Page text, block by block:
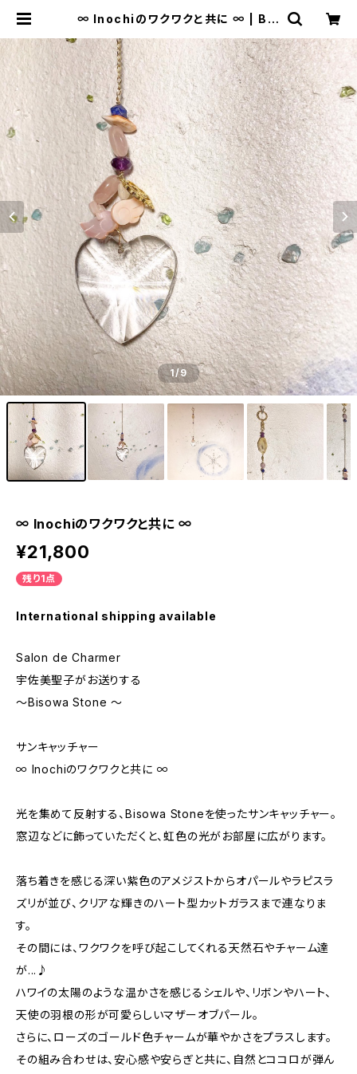
∞ Inochiのワクワクと共に ∞ | Bis
e LLC.
1/9
∞ Inochiのワクワクと共に ∞
¥21,800
残り1点
International shipping available
Salon de Charmer
宇佐美聖子がお送りする
〜Bisowa Stone 〜
サンキャッチャー
∞ Inochiのワクワクと共に ∞
光を集めて反射する、Bisowa Stoneを使ったサンキャッチャー。
窓辺などに飾っていただくと、虹色の光がお部屋に広がります。
落ち着きを感じる深い紫色のアメジストからオパールやラピスラ
ズリが並び、クリアな輝きのハート型カットガラスまで連なりま
す。
その間には、ワクワクを呼び起こしてくれる天然石やチャーム達
が...♪
ハワイの太陽のような温かさを感じるシェルや、リボンやハート、
天使の羽根の形が可愛らしいマザーオブパール。
さらに、ローズのゴールド色チャームが華やかさをプラスします。
その組み合わせは、安心感や安らぎと共に、自然とココロが弾ん